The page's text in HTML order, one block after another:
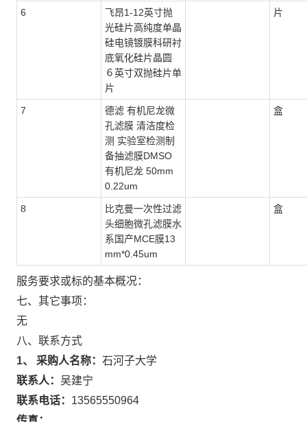
6
飞昂1-12英寸抛
光硅片高纯度单晶
硅电镜镀膜科研衬
底氧化硅片晶圆
６英寸双抛硅片单
片
片
7
德滤 有机尼龙微
孔滤膜 清洁度检
测 实验室检测制
备抽滤膜DMSO
有机尼龙 50mm
0.22um
盒
8
比克曼一次性过滤
头细胞微孔滤膜水
系国产MCE膜13
mm*0.45um
盒
服务要求或标的基本概况：
七、其它事项：
无
八、联系方式
1、 采购人名称： 石河子大学
联系人： 吴建宁
联系电话： 13565550964